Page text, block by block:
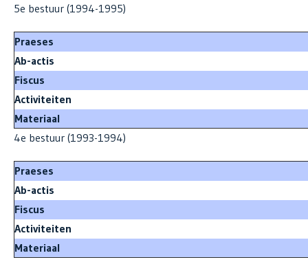
5e bestuur (1994-1995)
Praeses
Ab-actis
Fiscus
Activiteiten
Materiaal
4e bestuur (1993-1994)
Praeses
Ab-actis
Fiscus
Activiteiten
Materiaal